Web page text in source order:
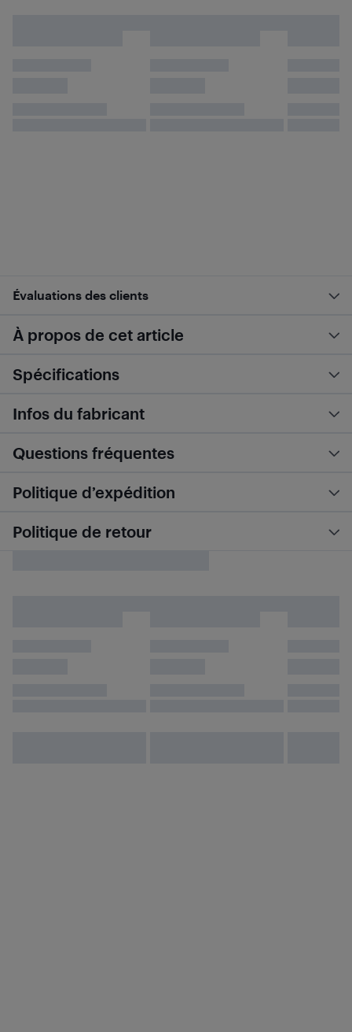
Évaluations des clients
À propos de cet article
Spécifications
Infos du fabricant
Questions fréquentes
Politique d’expédition
Politique de retour